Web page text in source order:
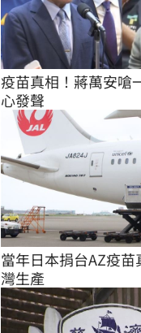
疫苗真相！蔣萬安嗆
心發聲
當年日本捐台AZ疫
灣生產